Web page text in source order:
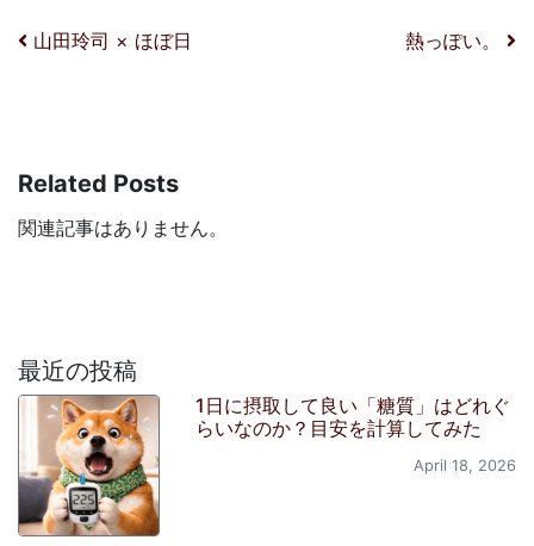
投稿ナビゲーション
山田玲司 × ほぼ日 熱っぽい。
Related Posts
関連記事はありません。
最近の投稿
1日に摂取して良い「糖質」はどれぐ
らいなのか？目安を計算してみた
April 18, 2026